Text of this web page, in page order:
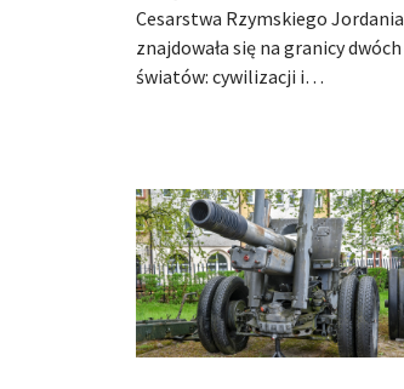
Cesarstwa Rzymskiego Jordania
znajdowała się na granicy dwóch
światów: cywilizacji i…